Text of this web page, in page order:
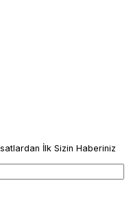
İlk Sizin Haberiniz